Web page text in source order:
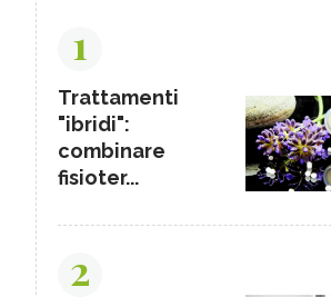
1
Trattamenti
"ibridi":
combinare
fisioter...
2